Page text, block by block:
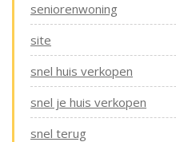
seniorenwoning
site
snel huis verkopen
snel je huis verkopen
snel terug